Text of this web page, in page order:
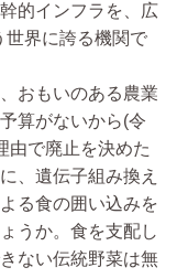
的インフラを、広
世界に誇る機関で
おもいのある農業
算がないから(令
由で廃止を決めた
、遺伝子組み換え
る食の囲い込みを
うか。食を支配し
ない伝統野菜は無